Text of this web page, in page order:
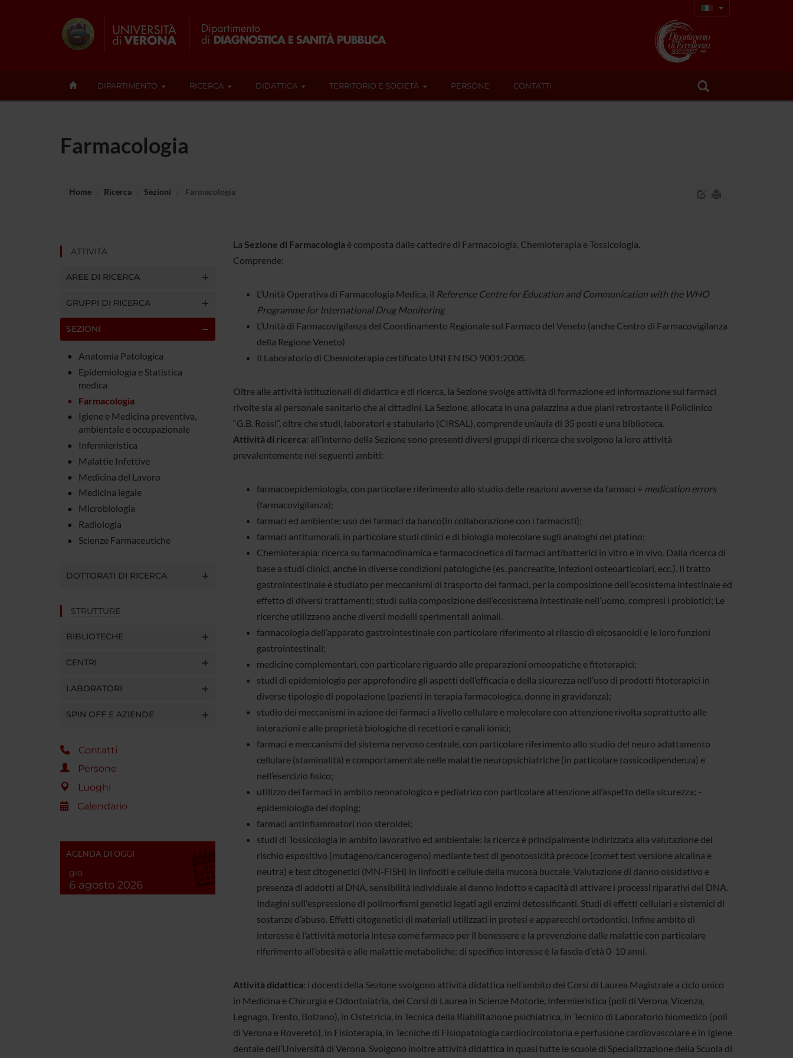
DIPARTIMENTO RICERCA DIDATTICA TERRITORIO E SOCIETÀ PERSONE CONTATTI
Farmacologia
Home Ricerca Sezioni Farmacologia
ATTIVITÀ
AREE DI RICERCA
GRUPPI DI RICERCA
SEZIONI
Anatomia Patologica
Epidemiologia e Statistica
medica
Farmacologia
Igiene e Medicina preventiva,
ambientale e occupazionale
Infermieristica
Malattie Infettive
Medicina del Lavoro
Medicina legale
Microbiologia
Radiologia
Scienze Farmaceutiche
DOTTORATI DI RICERCA
STRUTTURE
BIBLIOTECHE
CENTRI
LABORATORI
SPIN OFF E AZIENDE
Contatti
Persone
Luoghi
Calendario
AGENDA DI OGGI
gio
6 agosto 2026
La Sezione di Farmacologiaè composta dalle cattedre di Farmacologia, Chemioterapia e Tossicologia.
Comprende:
L’Unità Operativa di Farmacologia Medica, il Reference Centre for Education and Communication with the WHO
Programme for International Drug Monitoring
L’Unità di Farmacovigilanza del Coordinamento Regionale sul Farmaco del Veneto (anche Centro di Farmacovigilanza
della Regione Veneto)
Il Laboratorio di Chemioterapia certificato UNI EN ISO 9001:2008.
Oltre alle attività istituzionali di didattica e di ricerca, la Sezione svolge attività di formazione ed informazione sui farmaci
rivolte sia al personale sanitario che ai cittadini. La Sezione, allocata in una palazzina a due piani retrostante il Policlinico
“G.B. Rossi”, oltre che studi, laboratori e stabulario (CIRSAL), comprende un’aula di 35 posti e una biblioteca.
Attività di ricerca: all’interno della Sezione sono presenti diversi gruppi di ricerca che svolgono la loro attività
prevalentemente nei seguenti ambiti:
farmacoepidemiologia, con particolare riferimento allo studio delle reazioni avverse da farmaci + medication errors
(farmacovigilanza);
farmaci ed ambiente; uso dei farmaci da banco(in collaborazione con i farmacisti);
farmaci antitumorali, in particolare studi clinici e di biologia molecolare sugli analoghi del platino;
Chemioterapia: ricerca su farmacodinamica e farmacocinetica di farmaci antibatterici in vitro e in vivo. Dalla ricerca di
base a studi clinici, anche in diverse condizioni patologiche (es. pancreatite, infezioni osteoarticolari, ecc.). Il tratto
gastrointestinale è studiato per meccanismi di trasporto dei farmaci, per la composizione dell’ecosistema intestinale ed
effetto di diversi trattamenti; studi sulla composizione dell’ecosistema intestinale nell’uomo, compresi i probiotici; Le
ricerche utilizzano anche diversi modelli sperimentali animali.
farmacologia dell’apparato gastrointestinale con particolare riferimento al rilascio di eicosanoidi e le loro funzioni
gastrointestinali;
medicine complementari, con particolare riguardo alle preparazioni omeopatiche e fitoterapici;
studi di epidemiologia per approfondire gli aspetti dell’efficacia e della sicurezza nell’uso di prodotti fitoterapici in
diverse tipologie di popolazione (pazienti in terapia farmacologica, donne in gravidanza);
studio dei meccanismi in azione dei farmaci a livello cellulare e molecolare con attenzione rivolta soprattutto alle
interazioni e alle proprietà biologiche di recettori e canali ionici;
farmaci e meccanismi del sistema nervoso centrale, con particolare riferimento allo studio del neuro adattamento
cellulare (staminalità) e comportamentale nelle malattie neuropsichiatriche (in particolare tossicodipendenza) e
nell’esercizio fisico;
utilizzo dei farmaci in ambito neonatologico e pediatrico con particolare attenzione all’aspetto della sicurezza; -
epidemiologia del doping;
farmaci antinfiammatori non steroidei;
studi di Tossicologia in ambito lavorativo ed ambientale: la ricerca è principalmente indirizzata alla valutazione del
rischio espositivo (mutageno/cancerogeno) mediante test di genotossicità precoce (comet test versione alcalina e
neutra) e test citogenetici (MN-FISH) in linfociti e cellule della mucosa buccale. Valutazione di danno ossidativo e
presenza di addotti al DNA, sensibilità individuale al danno indotto e capacità di attivare i processi riparativi del DNA.
Indagini sull'espressione di polimorfismi genetici legati agli enzimi detossificanti. Studi di effetti cellulari e sistemici di
sostanze d’abuso. Effetti citogenetici di materiali utilizzati in protesi e apparecchi ortodontici. Infine ambito di
interesse è l’attività motoria intesa come farmaco per il benessere e la prevenzione dalle malattie con particolare
riferimento all’obesità e alle malattie metaboliche; di specifico interesse è la fascia d’età 0-10 anni.
Attività didattica: i docenti della Sezione svolgono attività didattica nell’ambito dei Corsi di Laurea Magistrale a ciclo unico
in Medicina e Chirurgia e Odontoiatria, dei Corsi di Laurea in Scienze Motorie, Infermieristica (poli di Verona, Vicenza,
Legnago, Trento, Bolzano), in Ostetricia, in Tecnica della Riabilitazione psichiatrica, in Tecnico di Laboratorio biomedico (poli
di Verona e Rovereto), in Fisioterapia, in Tecniche di Fisiopatologia cardiocircolatoria e perfusione cardiovascolare e in Igiene
dentale dell’Università di Verona. Svolgono inoltre attività didattica in quasi tutte le scuole di Specializzazione della Scuola di